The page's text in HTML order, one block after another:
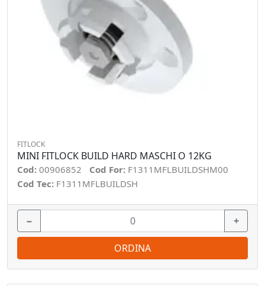
FITLOCK
MINI FITLOCK BUILD HARD MASCHI O 12KG
Cod: 00906852 Cod For: F1311MFLBUILDSHM00
Cod Tec: F1311MFLBUILDSH
− +
ORDINA